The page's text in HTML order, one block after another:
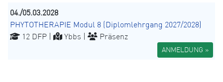
04./05.03.2028
PHYTOTHERAPIE Modul 8 (Diplomlehrgang 2027/2028)
12 DFP |
Ybbs | Präsenz
ANMELDUNG »